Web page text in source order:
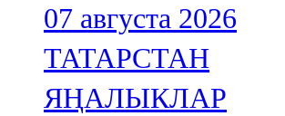
07 августа 2026
ТАТАРСТАН
ЯҢАЛЫКЛАР